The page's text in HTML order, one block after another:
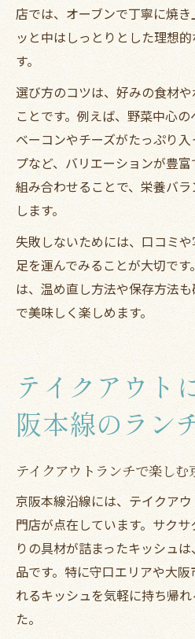
店では、オーブンで丁寧に焼
ッと中はしっとりとした理想
す。
選び方のコツは、好みの食材
ことです。例えば、野菜中心の
ベーコンやチーズがたっぷり
プなど、バリエーションが豊
組み合わせることで、栄養バ
します。
失敗しないためには、口コミ
足を運んでみることが大切で
は、温め直し方法や保存方法
で美味しく楽しめます。
テイクアウト
阪本線のラン
テイクアウトランチで楽しむ
京阪本線沿線には、テイクア
門店が点在しています。サク
りの具材が詰まったキッシュ
品です。特に守口エリアや大
れるキッシュを気軽に持ち帰
た。